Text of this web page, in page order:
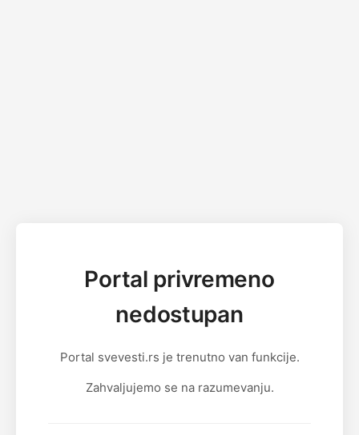
Portal privremeno
nedostupan
Portal svevesti.rs je trenutno van funkcije.
Zahvaljujemo se na razumevanju.